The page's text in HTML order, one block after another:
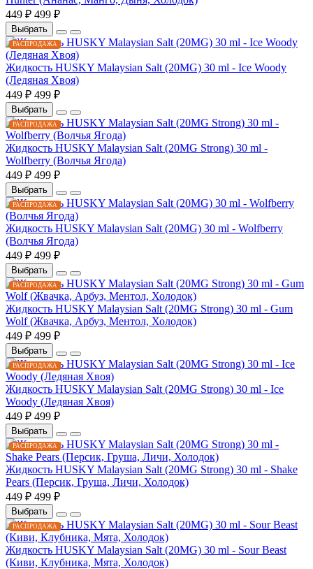
449 ₽ 499 ₽
Выбрать
РАСПРОДАЖА
Жидкость HUSKY Malaysian Salt (20MG) 30 ml - Ice Woody
(Ледяная Хвоя)
449 ₽ 499 ₽
Выбрать
РАСПРОДАЖА
Жидкость HUSKY Malaysian Salt (20MG Strong) 30 ml -
Wolfberry (Волчья Ягода)
449 ₽ 499 ₽
Выбрать
РАСПРОДАЖА
Жидкость HUSKY Malaysian Salt (20MG) 30 ml - Wolfberry
(Волчья Ягода)
449 ₽ 499 ₽
Выбрать
РАСПРОДАЖА
Жидкость HUSKY Malaysian Salt (20MG Strong) 30 ml - Gum
Wolf (Жвачка, Арбуз, Ментол, Холодок)
449 ₽ 499 ₽
Выбрать
РАСПРОДАЖА
Жидкость HUSKY Malaysian Salt (20MG Strong) 30 ml - Ice
Woody (Ледяная Хвоя)
449 ₽ 499 ₽
Выбрать
РАСПРОДАЖА
Жидкость HUSKY Malaysian Salt (20MG Strong) 30 ml - Shake
Pears (Персик, Груша, Личи, Холодок)
449 ₽ 499 ₽
Выбрать
РАСПРОДАЖА
Жидкость HUSKY Malaysian Salt (20MG) 30 ml - Sour Beast
(Киви, Клубника, Мята, Холодок)